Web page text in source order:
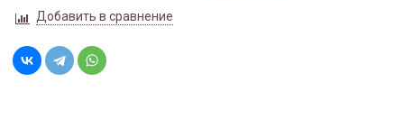
Добавить в сравнение